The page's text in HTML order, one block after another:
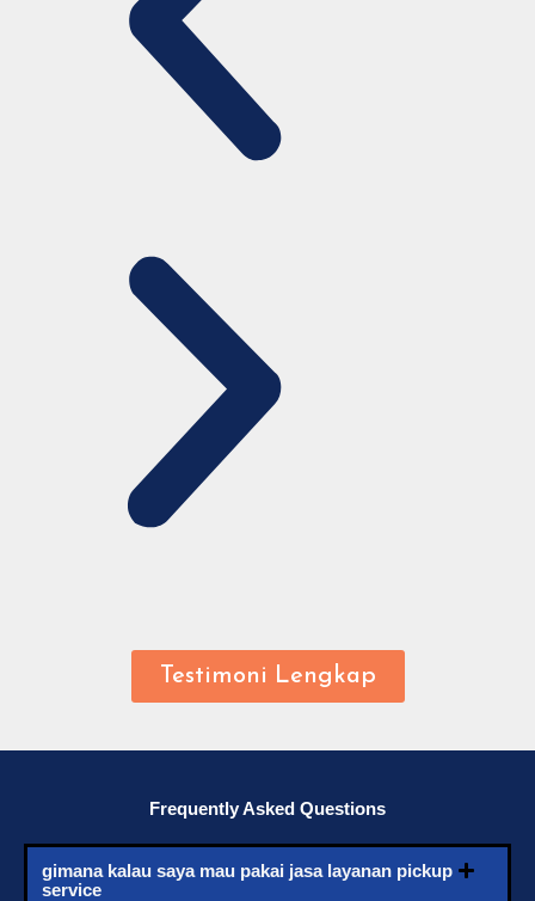
Testimoni Lengkap
Frequently Asked Questions
gimana kalau saya mau pakai jasa layanan pickup
service